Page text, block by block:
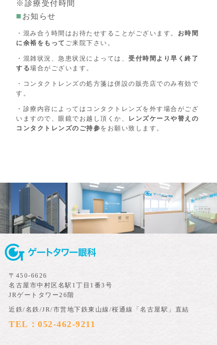
※診療受付時間
■ お知らせ
・混み合う時間はお待たせすることがございます。 お時間
に余裕をもって ご来院下さい。
・混雑状況、急患状況によっては、 受付時間より早く終了
する場合がございます。
・コンタクトレンズの処方箋は併設の販売店でのみ有効で
す。
・診療内容によってはコンタクトレンズを外す場合がござ
いますので、眼鏡でお越し頂くか、
レンズケースや替えの
コンタクトレンズのご持参をお願い致します。
〒450-6626
名古屋市中村区名駅1丁目1番3号
JRゲートタワー26階
近鉄/名鉄/JR/市営地下鉄東山線/桜通線「名古屋駅」直結
TEL：052-462-9211